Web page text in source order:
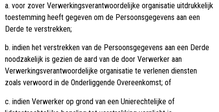
a. voor zover Verwerkingsverantwoordelijke organisatie uitdrukkelijk
toestemming heeft gegeven om de Persoonsgegevens aan een
Derde te verstrekken;
b. indien het verstrekken van de Persoonsgegevens aan een Derde
noodzakelijk is gezien de aard van de door Verwerker aan
Verwerkingsverantwoordelijke organisatie te verlenen diensten
zoals verwoord in de Onderliggende Overeenkomst; of
c. indien Verwerker op grond van een Unierechtelijke of